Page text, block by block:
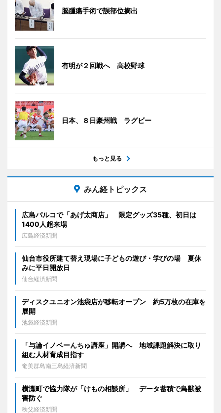
脳腫瘍手術で誤部位摘出
有明が２回戦へ 高校野球
日本、８日豪州戦 ラグビー
もっと見る
みん経トピックス
広島パルコで「あげ太商店」 限定グッズ35種、初日は
1400人超来場
広島経済新聞
仙台市役所建て替え現場に子どもの遊び・学びの場 夏休
みに平日開放日
仙台経済新聞
ディスクユニオン池袋店が移転オープン 約5万枚の在庫を
展開
池袋経済新聞
「与論イノベーんちゅ講座」開講へ 地域課題解決に取り
組む人材育成目指す
奄美群島南三島経済新聞
横瀬町で協力隊が「けもの相談所」 データ蓄積で鳥獣被
害防ぐ
秩父経済新聞